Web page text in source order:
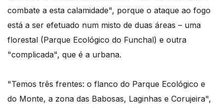
combate a esta calamidade", porque o ataque ao fogo
está a ser efetuado num misto de duas áreas – uma
florestal (Parque Ecológico do Funchal) e outra
"complicada", que é a urbana.
"Temos três frentes: o flanco do Parque Ecológico e
do Monte, a zona das Babosas, Laginhas e Corujeira",